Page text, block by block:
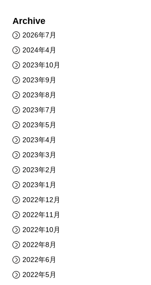
Archive
2026年7月
2024年4月
2023年10月
2023年9月
2023年8月
2023年7月
2023年5月
2023年4月
2023年3月
2023年2月
2023年1月
2022年12月
2022年11月
2022年10月
2022年8月
2022年6月
2022年5月